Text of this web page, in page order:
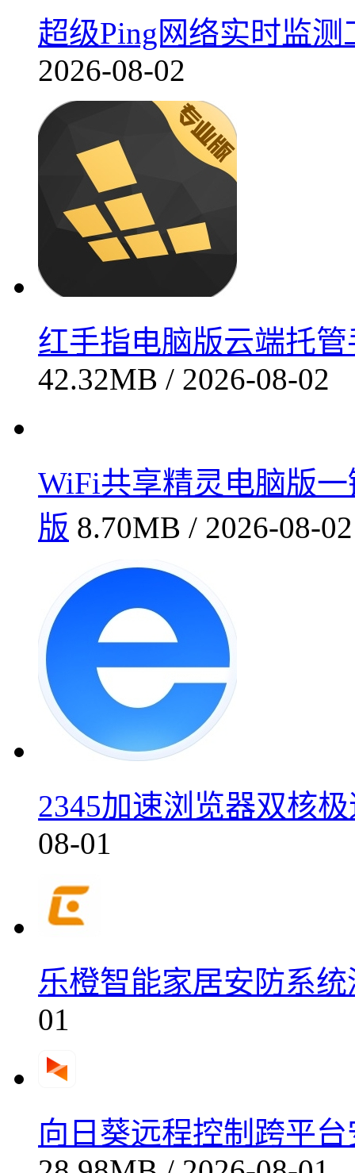
超级Ping网络实时监测
2026-08-02
红手指电脑版云端托
42.32MB / 2026-08-02
WiFi共享精灵电脑版
版 8.70MB / 2026-08-02
2345加速浏览器双核
08-01
乐橙智能家居安防系统
01
向日葵远程控制跨平